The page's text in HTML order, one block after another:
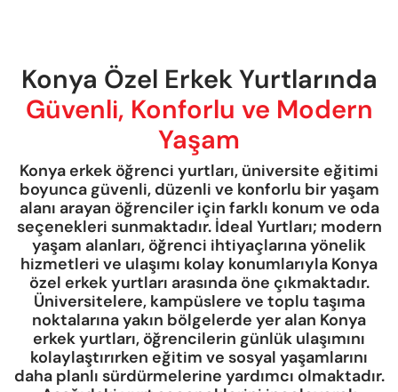
Konya Özel Erkek Yurtlarında
Güvenli, Konforlu ve Modern
Yaşam
Konya erkek öğrenci yurtları, üniversite eğitimi
boyunca güvenli, düzenli ve konforlu bir yaşam
alanı arayan öğrenciler için farklı konum ve oda
seçenekleri sunmaktadır. İdeal Yurtları; modern
yaşam alanları, öğrenci ihtiyaçlarına yönelik
hizmetleri ve ulaşımı kolay konumlarıyla Konya
özel erkek yurtları arasında öne çıkmaktadır.
Üniversitelere, kampüslere ve toplu taşıma
noktalarına yakın bölgelerde yer alan Konya
erkek yurtları, öğrencilerin günlük ulaşımını
kolaylaştırırken eğitim ve sosyal yaşamlarını
daha planlı sürdürmelerine yardımcı olmaktadır.